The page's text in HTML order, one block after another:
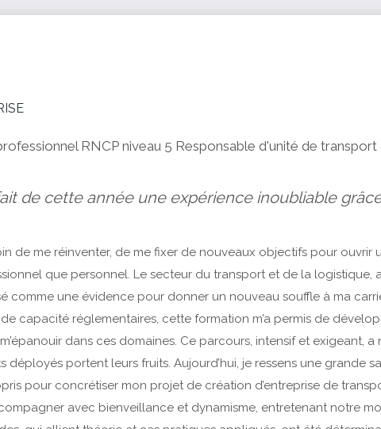
RNCP niveau 5 Responsable d'unité de transport
de cette année une expérience inoubliable
de me réinventer, de me fixer de nouveaux objectifs pour ouvrir
que personnel. Le secteur du transport et de la logistique,
comme une évidence pour donner un nouveau souffle à ma
capacité réglementaires, cette formation m’a permis de
dans ces domaines. Ce parcours, intensif et exigeant, a
déployés portent leurs fruits. Aujourd’hui, je ressens une grande
pour concrétiser mon projet de création d’entreprise de
avec bienveillance et dynamisme, entretenant notre